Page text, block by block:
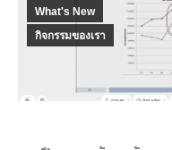
What's New
กิจกรรมของเรา